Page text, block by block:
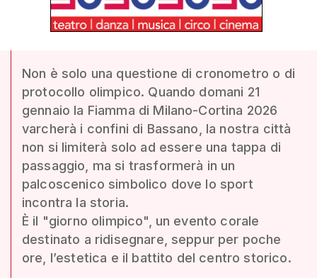
Non è solo una questione di cronometro o di
protocollo olimpico. Quando domani 21
gennaio la Fiamma di Milano-Cortina 2026
varcherà i confini di Bassano, la nostra città
non si limiterà solo ad essere una tappa di
passaggio, ma si trasformerà in un
palcoscenico simbolico dove lo sport
incontra la storia.
È il "giorno olimpico", un evento corale
destinato a ridisegnare, seppur per poche
ore, l’estetica e il battito del centro storico.